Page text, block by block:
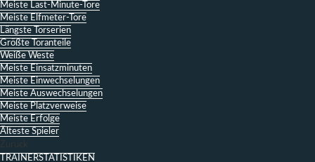
Meiste Last-Minute-Tore
Meiste Elfmeter-Tore
Längste Torserien
Größte Toranteile
Weiße Weste
Meiste Einsatzminuten
Meiste Einwechselungen
Meiste Auswechselungen
Meiste Platzverweise
Meiste Erfolge
Älteste Spieler
Zurück
TRAINERSTATISTIKEN